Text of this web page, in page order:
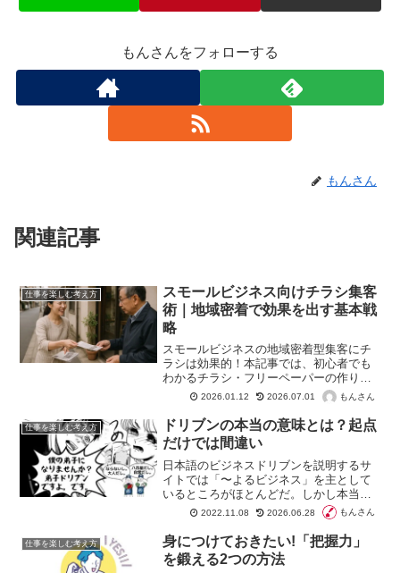
もんさんをフォローする
もんさん
関連記事
仕事を楽しむ考え方
スモールビジネス向けチラシ集客
術｜地域密着で効果を出す基本戦
略
スモールビジネスの地域密着型集客にチ
ラシは効果的！本記事では、初心者でも
わかるチラシ・フリーペーパーの作り方
から配布、効果測定、費用対効果まで徹
底解説。アナログ広告でファンを増や
し、売上アップに繋げる具体的な戦略と
コツをご紹介します。
2026.01.12 2026.07.01 もんさん
仕事を楽しむ考え方
ドリブンの本当の意味とは？起点
だけでは間違い
日本語のビジネスドリブンを説明するサ
イトでは「〜よるビジネス」を主として
いるところがほとんどだ。しかし本当に
重要なことは「成功するための努力す
る」という意味が含まれていることだ。
外来語の中には、複数の意味が込められ
ていることを考える必要がある。
2022.11.08 2026.06.28 もんさん
仕事を楽しむ考え方
身につけておきたい!「把握力」
を鍛える2つの方法